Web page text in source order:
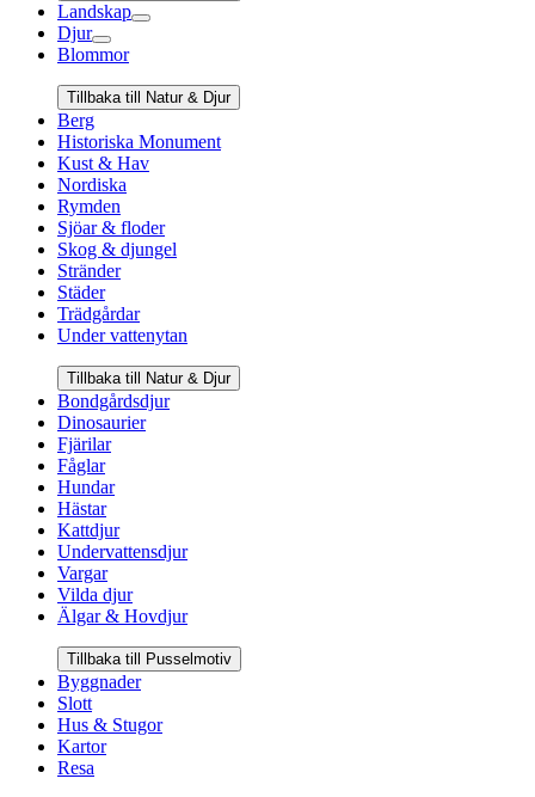
Landskap
Djur
Blommor
Tillbaka till Natur & Djur
Berg
Historiska Monument
Kust & Hav
Nordiska
Rymden
Sjöar & floder
Skog & djungel
Stränder
Städer
Trädgårdar
Under vattenytan
Tillbaka till Natur & Djur
Bondgårdsdjur
Dinosaurier
Fjärilar
Fåglar
Hundar
Hästar
Kattdjur
Undervattensdjur
Vargar
Vilda djur
Älgar & Hovdjur
Tillbaka till Pusselmotiv
Byggnader
Slott
Hus & Stugor
Kartor
Resa